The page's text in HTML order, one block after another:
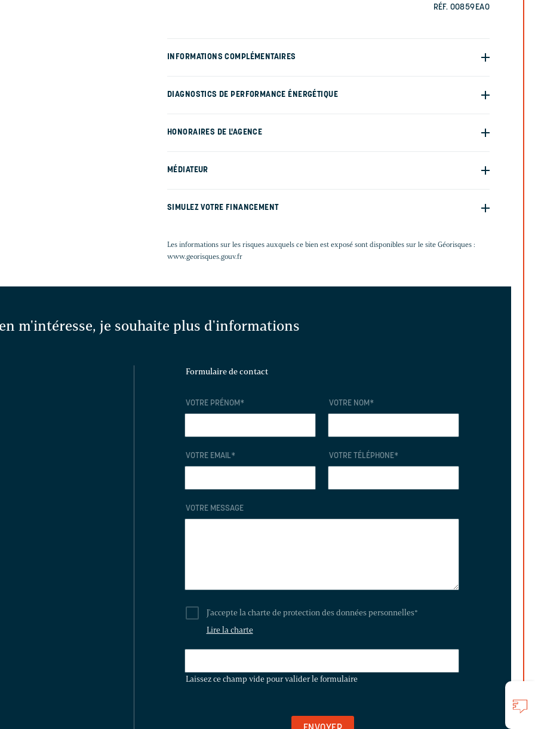
RÉF. 00859EAO
INFORMATIONS COMPLÉMENTAIRES
DIAGNOSTICS DE PERFORMANCE ÉNERGÉTIQUE
HONORAIRES DE L'AGENCE
MÉDIATEUR
SIMULEZ VOTRE FINANCEMENT
Les informations sur les risques auxquels ce bien est exposé sont disponibles sur le site Géorisques :
www.georisques.gouv.fr
m'intéresse, je souhaite plus d'informations
Formulaire de contact
VOTRE PRÉNOM* VOTRE NOM*
VOTRE EMAIL* VOTRE TÉLÉPHONE*
VOTRE MESSAGE
J'accepte la charte de protection des données personnelles*
Lire la charte
CHAMP
Laissez ce champ vide pour valider le formulaire